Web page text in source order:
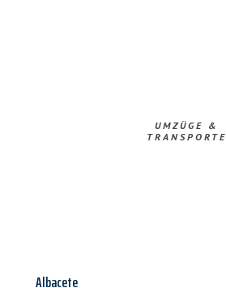
UMZÜGE &
TRANSPORTE
Albacete